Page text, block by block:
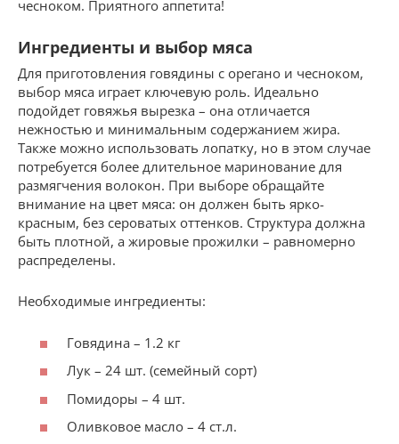
чесноком. Приятного аппетита!
Ингредиенты и выбор мяса
Для приготовления говядины с орегано и чесноком,
выбор мяса играет ключевую роль. Идеально
подойдет говяжья вырезка – она отличается
нежностью и минимальным содержанием жира.
Также можно использовать лопатку, но в этом случае
потребуется более длительное маринование для
размягчения волокон. При выборе обращайте
внимание на цвет мяса: он должен быть ярко-
красным, без сероватых оттенков. Структура должна
быть плотной, а жировые прожилки – равномерно
распределены.
Необходимые ингредиенты:
Говядина – 1.2 кг
Лук – 24 шт. (семейный сорт)
Помидоры – 4 шт.
Оливковое масло – 4 ст.л.